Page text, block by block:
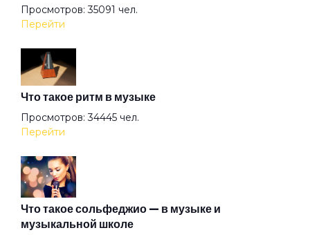
О пламенной душе
Обосранный герой
Осенний бред
Петля
Просмотров: 35091 чел.
Перейти
Что такое ритм в музыке
Просмотров: 34445 чел.
Перейти
Что такое сольфеджио — в музыке и
музыкальной школе